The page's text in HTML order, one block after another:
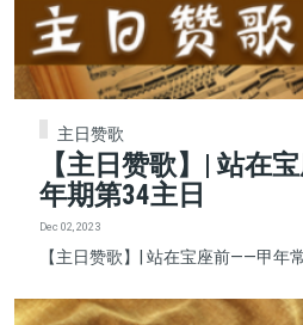
主日赞歌
【主日赞歌】| 站在
年期第34主日
Dec 02, 2023
【主日赞歌】| 站在宝座前——甲年